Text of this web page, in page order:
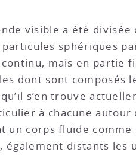
visible a été divisée
sphériques
mais en partie
dont sont composés
s’en trouve
à chacune autour
un corps fluide comme
distants les